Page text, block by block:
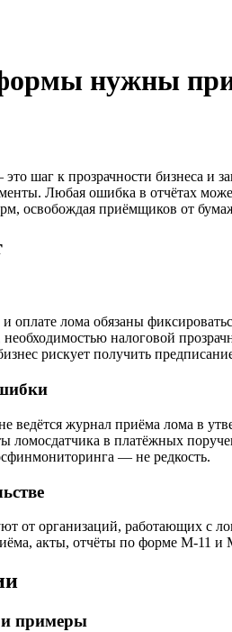
нужны при
шаг к прозрачности бизнеса и
Любая ошибка в отчётах
освобождая приёмщиков от
оплате лома обязаны
налоговой
рискует получить
журнал приёма лома в
в платёжных
— не редкость.
от организаций, работающих с
акты, отчёты по форме М-11
примеры